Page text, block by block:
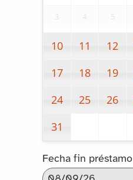
3 4 5
10
11 12
17
18 19
24
25 26
31
Fecha fin préstamo